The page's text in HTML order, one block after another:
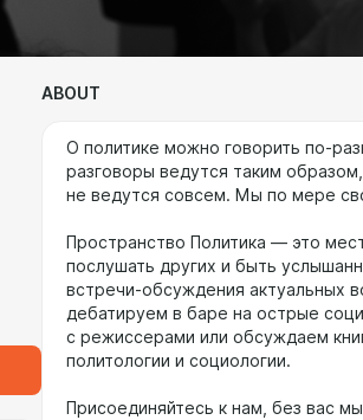
ABOUT
О политике можно говорить по-
разговоры ведутся таким
не ведутся совсем. Мы по мере
Пространство Политика — это
послушать других и быть
встречи-обсуждения актуальных
дебатируем в баре на острые
с режиссерами или обсуждаем
политологии и социологии.
Присоединяйтесь к нам, без вас